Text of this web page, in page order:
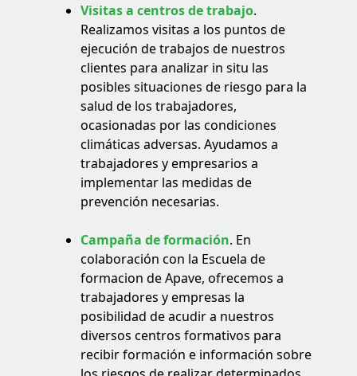
Visitas a centros de trabajo.
Realizamos visitas a los puntos de
ejecución de trabajos de nuestros
clientes para analizar in situ las
posibles situaciones de riesgo para la
salud de los trabajadores,
ocasionadas por las condiciones
climáticas adversas. Ayudamos a
trabajadores y empresarios a
implementar las medidas de
prevención necesarias.
Campaña de formación. En
colaboración con la Escuela de
formacion de Apave, ofrecemos a
trabajadores y empresas la
posibilidad de acudir a nuestros
diversos centros formativos para
recibir formación e información sobre